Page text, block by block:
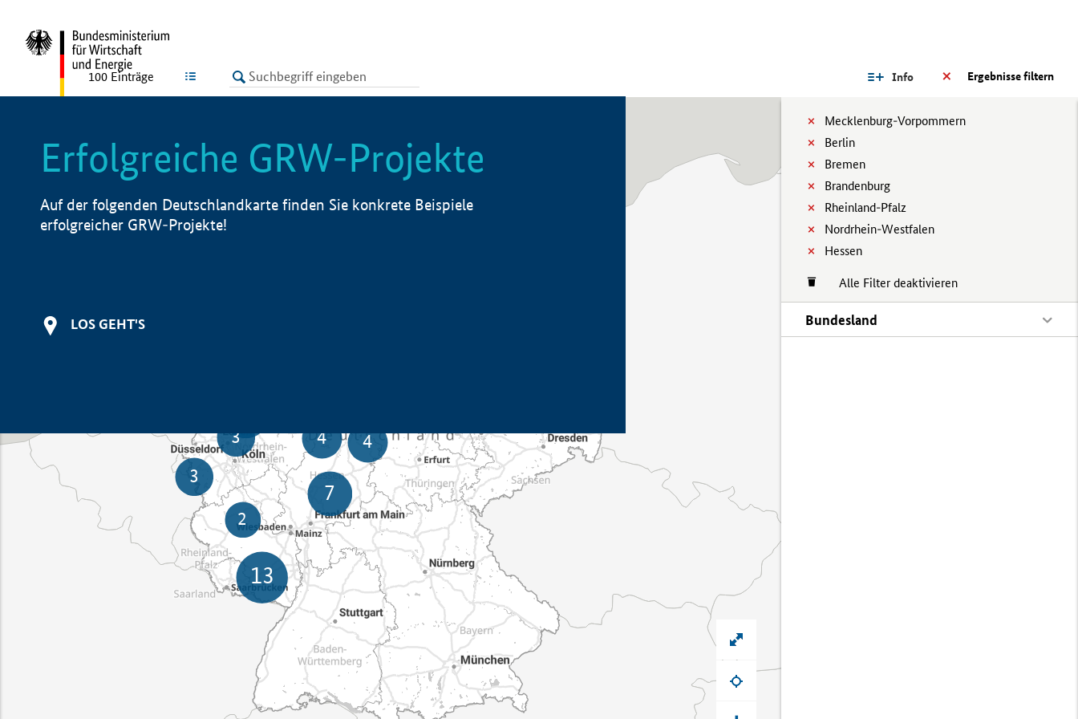
LISTE Ergebnisse filtern
Info
Mecklenburg-Vorpommern
Berlin
Bremen
Brandenburg
Rheinland-Pfalz
Nordrhein-Westfalen
Hessen
Alle Filter deaktivieren
Bundesland
100 Einträge
Erfolgreiche GRW-Projekte
Auf der folgenden Deutschlandkarte finden Sie konkrete Beispiele
erfolgreicher GRW-Projekte!
LOS GEHT'S